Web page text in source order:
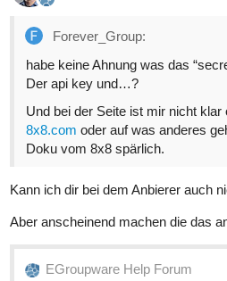
Forever_Group:
habe keine Ahnung was das
Der api key und…?
Und bei der Seite ist mir nicht klar
8x8.com oder auf was anderes
Doku vom 8x8 spärlich.
Kann ich dir bei dem Anbierer auch
Aber anscheinend machen die das
EGroupware Help Forum